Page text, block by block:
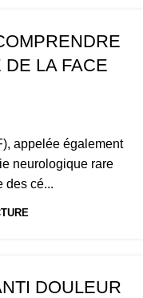
DE LA FACE
appelée également
neurologique rare
des cé...
DOULEUR